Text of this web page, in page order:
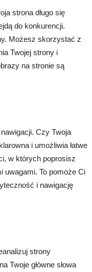
strona długo się
do konkurencji.
Możesz skorzystać z
Twojej strony i
na stronie są
Czy Twoja
i umożliwia łatwe
w których poprosisz
uwagami. To pomoże Ci
i nawigację
strony
Twoje główne słowa